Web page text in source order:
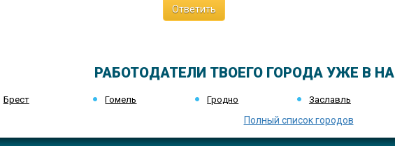
Ответить
РАБОТОДАТЕЛИ ТВОЕГО ГОРОДА УЖЕ В
Брест Гомель Гродно Заславль
Полный список городов